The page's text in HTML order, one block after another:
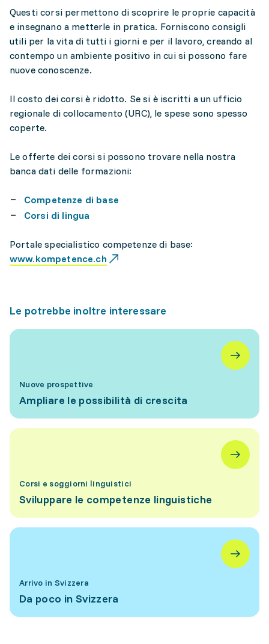
Questi corsi permettono di scoprire le proprie capacità
e insegnano a metterle in pratica. Forniscono consigli
utili per la vita di tutti i giorni e per il lavoro, creando al
contempo un ambiente positivo in cui si possono fare
nuove conoscenze.
Il costo dei corsi è ridotto. Se si è iscritti a un ufficio
regionale di collocamento (URC), le spese sono spesso
coperte.
Le offerte dei corsi si possono trovare nella nostra
banca dati delle formazioni:
Competenze di base
Corsi di lingua
Portale specialistico competenze di base:
www.kompetence.ch
Le potrebbe inoltre interessare
Nuove prospettive
Ampliare le possibilità di crescita
Corsi e soggiorni linguistici
Sviluppare le competenze linguistiche
Arrivo in Svizzera
Da poco in Svizzera